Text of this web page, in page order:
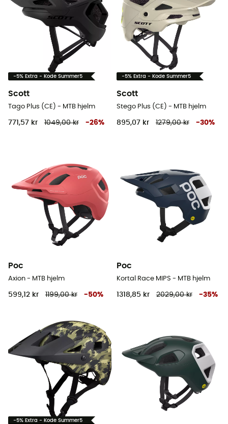
-5% Extra - Kode Summer5
Scott
Tago Plus (CE) - MTB hjelm
771,57 kr 1049,00 kr -26%
-5% Extra - Kode Summer5
Scott
Stego Plus (CE) - MTB hjelm
895,07 kr 1279,00 kr -30%
Poc
Axion - MTB hjelm
599,12 kr 1199,00 kr -50%
Poc
Kortal Race MIPS - MTB hjelm
1318,85 kr 2029,00 kr -35%
-5% Extra - Kode Summer5